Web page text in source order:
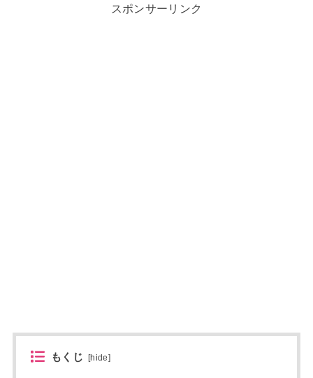
スポンサーリンク
もくじ [hide]